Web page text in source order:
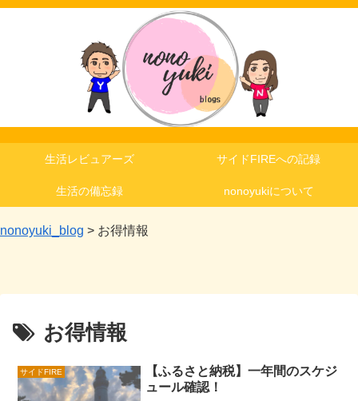
生活レビュアーズ サイドFIREへの記録
生活の備忘録 nonoyukiについて
nonoyuki_blog > お得情報
お得情報
サイドFIRE
【ふるさと納税】一年間のスケジ
ュール確認！